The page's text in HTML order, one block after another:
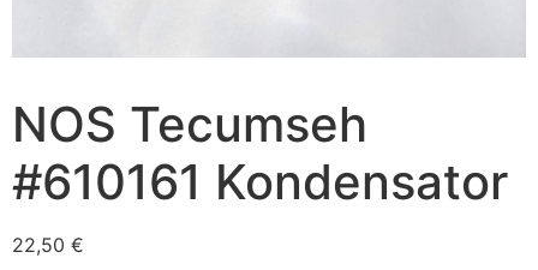
NOS Tecumseh
#610161 Kondensator
22,50 €